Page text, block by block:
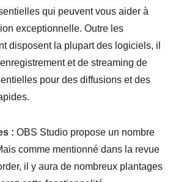
qui peuvent vous aider à
exceptionnelle. Outre les
disposent la plupart des logiciels, il
et de streaming de
pour des diffusions et des
: OBS Studio propose un nombre
comme mentionné dans la revue
il y aura de nombreux plantages